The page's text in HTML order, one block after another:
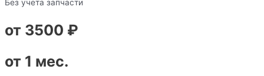
Без учета запчасти
от 3500 ₽
от 1 мес.